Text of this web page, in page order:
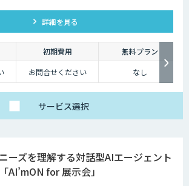
詳細を見る
初期費用
無料プラン
お問合せください なし
サービス選択
ニーズを理解する対話型AIエージェント
「AI’mON for 展示会」